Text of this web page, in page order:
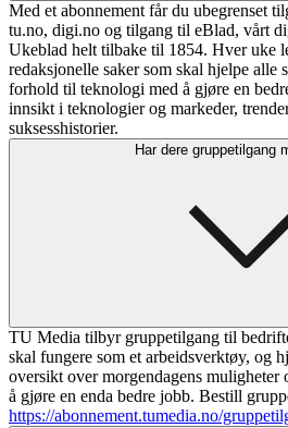
Med et abonnement får du ubegrenset
tu.no, digi.no og tilgang til eBlad, vårt
Ukeblad helt tilbake til 1854. Hver uke
redaksjonelle saker som skal hjelpe alle
forhold til teknologi med å gjøre en
innsikt i teknologier og markeder,
suksesshistorier.
Har dere gruppetilgang
TU Media tilbyr gruppetilgang til
skal fungere som et arbeidsverktøy, og
oversikt over morgendagens
å gjøre en enda bedre jobb. Bestill
https://abonnement.tumedia.no/